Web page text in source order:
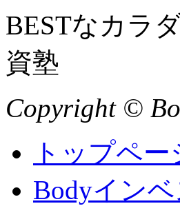
BESTなカラ
資塾
Copyright ©
トップペー
Bodyイン